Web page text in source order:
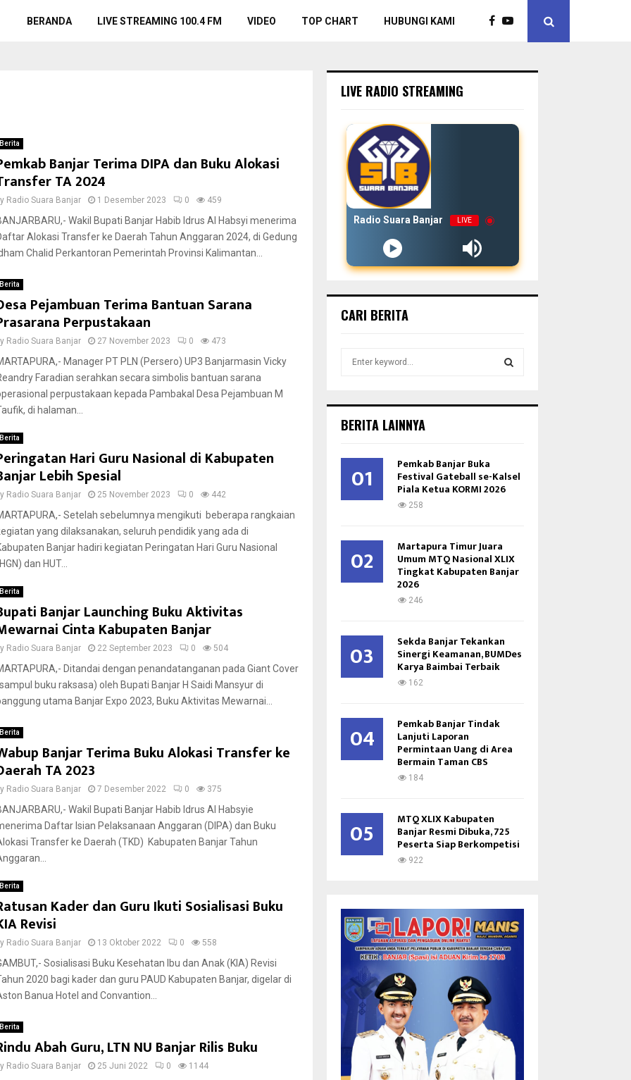
BERANDA LIVE STREAMING 100.4 FM VIDEO TOP CHART HUBUNGI KAMI
Berita
Banjar Terima DIPA dan Buku Alokasi
TA 2024
Radio Suara Banjar 1 Desember 2023 0 459
Wakil Bupati Banjar Habib Idrus Al Habsyi menerima
Alokasi Transfer ke Daerah Tahun Anggaran 2024, di Gedung
Chalid Perkantoran Pemerintah Provinsi Kalimantan...
Berita
Pejambuan Terima Bantuan Sarana
Perpustakaan
Radio Suara Banjar 27 November 2023 0 473
Manager PT PLN (Persero) UP3 Banjarmasin Vicky
Faradian serahkan secara simbolis bantuan sarana
perpustakaan kepada Pambakal Desa Pejambuan M
di halaman...
Berita
Hari Guru Nasional di Kabupaten
Lebih Spesial
Radio Suara Banjar 25 November 2023 0 442
Setelah sebelumnya mengikuti beberapa rangkaian
yang dilaksanakan, seluruh pendidik yang ada di
Banjar hadiri kegiatan Peringatan Hari Guru Nasional
dan HUT...
Berita
Banjar Launching Buku Aktivitas
Cinta Kabupaten Banjar
Radio Suara Banjar 22 September 2023 0 504
Ditandai dengan penandatanganan pada Giant Cover
buku raksasa) oleh Bupati Banjar H Saidi Mansyur di
utama Banjar Expo 2023, Buku Aktivitas Mewarnai...
Berita
Banjar Terima Buku Alokasi Transfer ke
TA 2023
Radio Suara Banjar 7 Desember 2022 0 375
Wakil Bupati Banjar Habib Idrus Al Habsyie
Daftar Isian Pelaksanaan Anggaran (DIPA) dan Buku
Transfer ke Daerah (TKD) Kabupaten Banjar Tahun
Berita
Kader dan Guru Ikuti Sosialisasi Buku
Revisi
Radio Suara Banjar 13 Oktober 2022 0 558
Sosialisasi Buku Kesehatan Ibu dan Anak (KIA) Revisi
2020 bagi kader dan guru PAUD Kabupaten Banjar, digelar di
Banua Hotel and Convantion...
Berita
Abah Guru, LTN NU Banjar Rilis Buku
Radio Suara Banjar 25 Juni 2022 0 1144
LIVE RADIO STREAMING
Radio Suara Banjar LIVE
CARI BERITA
h
o
R
BERITA LAINNYA
01 Pemkab Banjar Buka
Festival Gateball se-Kalsel
Piala Ketua KORMI 2026
258
02 Martapura Timur Juara
Umum MTQ Nasional XLIX
Tingkat Kabupaten Banjar
2026
246
03 Sekda Banjar Tekankan
Sinergi Keamanan, BUMDes
Karya Baimbai Terbaik
162
04 Pemkab Banjar Tindak
Lanjuti Laporan
Permintaan Uang di Area
Bermain Taman CBS
184
05 MTQ XLIX Kabupaten
Banjar Resmi Dibuka, 725
Peserta Siap Berkompetisi
922